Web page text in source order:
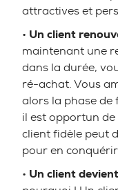
attractives et
• Un client
maintenant une
dans la durée,
ré-achat. Vous
alors la phase de
il est opportun de
client fidèle peut
pour en
• Un client